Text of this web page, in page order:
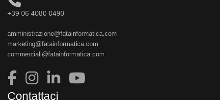
+39 06 4080 0490
amministrazione@fatainformatica.com
marketing@fatainformatica.com
commerciali@fatainformatica.com
Contattaci